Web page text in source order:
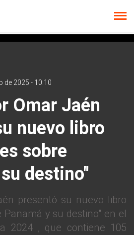
de 2025 - 10:10
Omar Jaén
nuevo libro
sobre
destino"
presentó su nuevo libro
Panamá y su destino" en el
2024 , que contiene 105